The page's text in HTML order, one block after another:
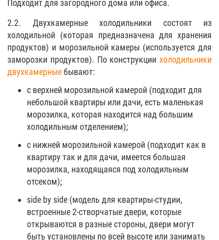
Подходит для загородного дома или офиса.
2.2. Двухкамерные холодильники состоят из
холодильной (которая предназначена для хранения
продуктов) и морозильной камеры (используется для
заморозки продуктов). По конструкции холодильники
двухкамерные бывают:
с верхней морозильной камерой (подходит для
небольшой квартиры или дачи, есть маленькая
морозилка, которая находится над большим
холодильным отделением);
с нижней морозильной камерой (подходит как в
квартиру так и для дачи, имеется большая
морозилка, находящаяся под холодильным
отсеком);
side by side (модель для квартиры-студии,
встроенные 2-створчатые двери, которые
открываются в разные стороны, двери могут
быть установлены по всей высоте или занимать